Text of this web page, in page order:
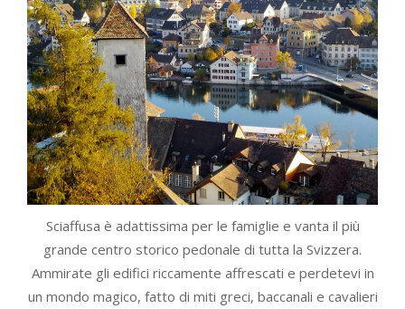
Sciaffusa è adattissima per le famiglie e vanta il più
grande centro storico pedonale di tutta la Svizzera.
Ammirate gli edifici riccamente affrescati e perdetevi in
un mondo magico, fatto di miti greci, baccanali e cavalieri